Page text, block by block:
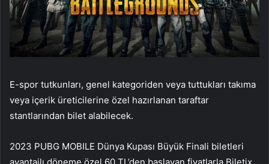
E-spor tutkunları, genel kategoriden veya tuttukları takıma
veya içerik üreticilerine özel hazırlanan taraftar
stantlarından bilet alabilecek.
2023 PUBG MOBILE Dünya Kupası Büyük Finali biletleri
avantajlı döneme özel 60 TL’den başlayan fiyatlarla Biletix